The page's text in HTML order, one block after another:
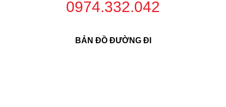
0974.332.042
BẢN ĐỒ ĐƯỜNG ĐI